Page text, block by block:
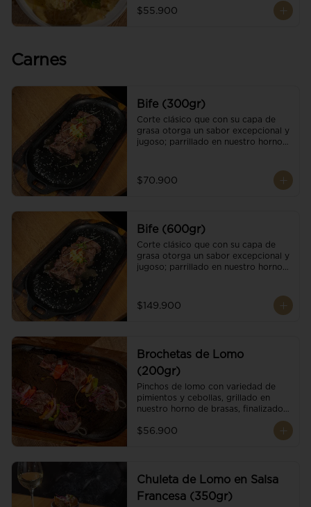
$55.900
Carnes
Bife (300gr)
Corte clásico que con su capa de
grasa otorga un sabor excepcional y
jugoso; parrillado en nuestro horno
cristales de sal y mantequilla de ajo
y pimientos. Una guarnición a
$70.900
Bife (600gr)
Corte clásico que con su capa de
grasa otorga un sabor excepcional y
jugoso; parrillado en nuestro horno
cristales de sal y mantequilla de ajo
y pimientos. Dos guarniciones a
$149.900
Brochetas de Lomo
(200gr)
Pinchos de lomo con variedad de
pimientos y cebollas, grillado en
nuestro horno de brasas, finalizado
con cristales de sal. Acompañado de
salsa criolla.
$56.900
Chuleta de Lomo en Salsa
Francesa (350gr)